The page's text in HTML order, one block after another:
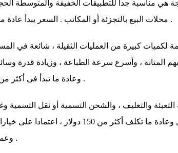
محلات البيع بالتجزئة أو المكاتب . السعر يبدأ عادة من 75 دولار .
المتانة ، وأسرع سرعة الطباعة ، وزيادة قدرة
وعادة ما تبدأ في أكثر من 500 دولار .
المهام المتنقلة . طابعات الباركود المحمول وعادة ما تكلف أكثر من 150
وعمر البطارية .